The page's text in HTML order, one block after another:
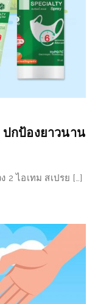
กป้องยาวนาน
2 ไอเทม สเปรย […]